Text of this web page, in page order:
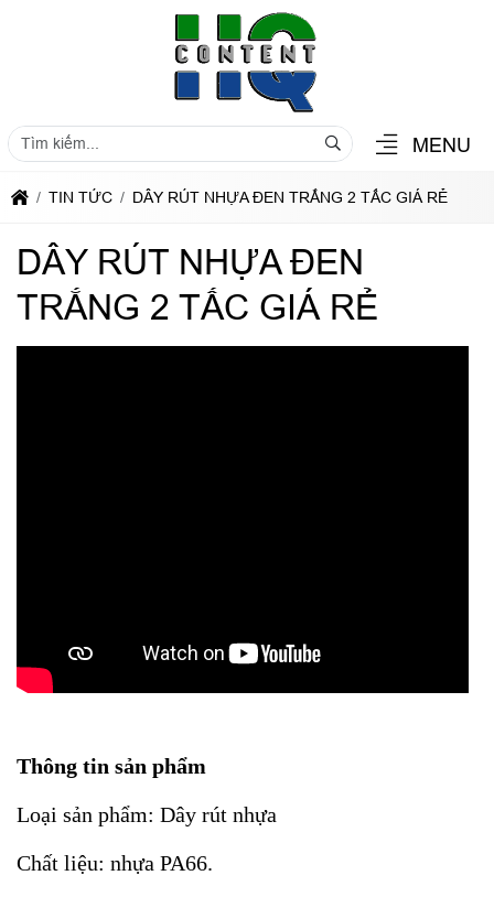
MENU
TIN TỨC DÂY RÚT NHỰA ĐEN TRẮNG 2 TẤC GIÁ RẺ
DÂY RÚT NHỰA ĐEN
TRẮNG 2 TẤC GIÁ RẺ
Thông tin sản phẩm
Loại sản phẩm: Dây rút nhựa
Chất liệu: nhựa PA66.